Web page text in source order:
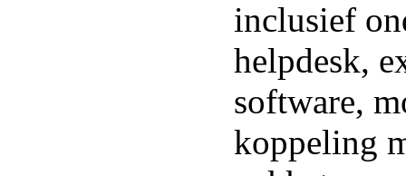
inclusief
helpdesk,
software,
koppeling